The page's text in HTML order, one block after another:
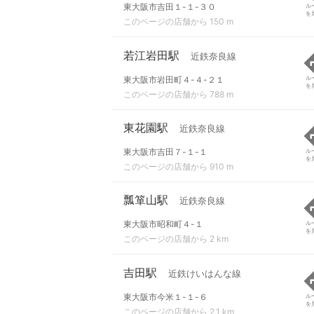
東大阪市吉田１-１-３０
このページの店舗から 150 m
ル
を
若江岩田駅 近鉄奈良線
東大阪市岩田町４-４-２１
このページの店舗から 788 m
ル
を
東花園駅 近鉄奈良線
東大阪市吉田７-１-１
このページの店舗から 910 m
ル
を
瓢箪山駅 近鉄奈良線
東大阪市昭和町４-１
このページの店舗から 2 km
ル
を
吉田駅 近鉄けいはんな線
東大阪市今米１-１-６
このページの店舗から 2.1 km
ル
を